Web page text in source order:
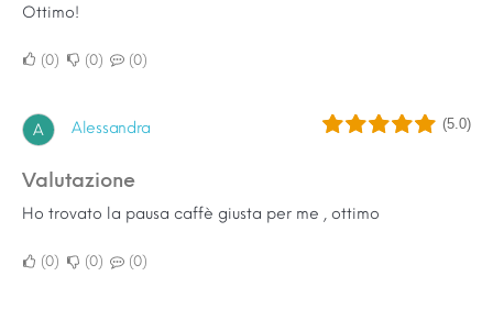
Ottimo!
0 0 0
A Alessandra (5.0)
Valutazione
Ho trovato la pausa caffè giusta per me , ottimo
0 0 0